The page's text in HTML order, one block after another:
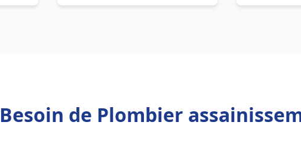
Besoin de Plombier